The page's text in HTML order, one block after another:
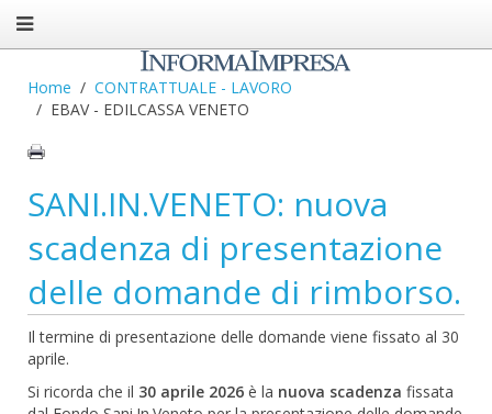
Home
CONTRATTUALE - LAVORO
EBAV - EDILCASSA VENETO
SANI.IN.VENETO: nuova
scadenza di presentazione
delle domande di rimborso.
Il termine di presentazione delle domande viene fissato al 30
aprile.
Si ricorda che il 30 aprile 2026 è la nuova scadenza fissata